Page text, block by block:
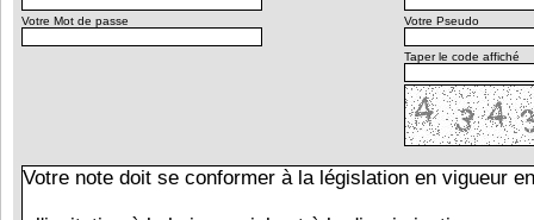
Votre Mot de passe Votre Pseudo
Taper le code affiché